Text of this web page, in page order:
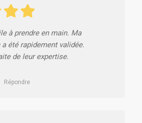
à prendre en main. Ma
été rapidement validée.
de leur expertise.
Répondre